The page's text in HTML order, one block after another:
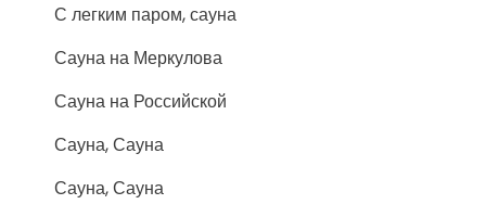
С легким паром, сауна
Сауна на Меркулова
Сауна на Российской
Сауна, Сауна
Сауна, Сауна